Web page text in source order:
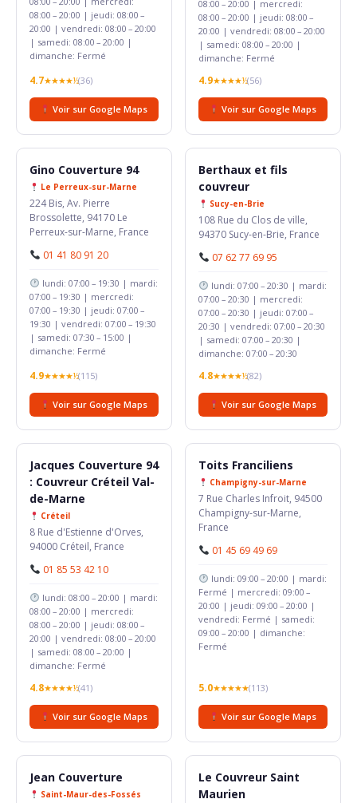
08:00 – 20:00 | jeudi: 08:00 –
20:00 | vendredi: 08:00 – 20:00
| samedi: 08:00 – 20:00 |
dimanche: Fermé
4.7★★★★½(36)
Voir sur Google Maps
08:00 – 20:00 | mercredi:
08:00 – 20:00 | jeudi: 08:00 –
20:00 | vendredi: 08:00 – 20:00
| samedi: 08:00 – 20:00 |
dimanche: Fermé
4.9★★★★½(56)
Voir sur Google Maps
Gino Couverture 94
Le Perreux-sur-Marne
224 Bis, Av. Pierre
Brossolette, 94170 Le
Perreux-sur-Marne, France
01 41 80 91 20
lundi: 07:00 – 19:30 | mardi:
07:00 – 19:30 | mercredi:
07:00 – 19:30 | jeudi: 07:00 –
19:30 | vendredi: 07:00 – 19:30
| samedi: 07:30 – 15:00 |
dimanche: Fermé
4.9★★★★½(115)
Voir sur Google Maps
Berthaux et fils
couvreur
Sucy-en-Brie
108 Rue du Clos de ville,
94370 Sucy-en-Brie, France
07 62 77 69 95
lundi: 07:00 – 20:30 | mardi:
07:00 – 20:30 | mercredi:
07:00 – 20:30 | jeudi: 07:00 –
20:30 | vendredi: 07:00 – 20:30
| samedi: 07:00 – 20:30 |
dimanche: 07:00 – 20:30
4.8★★★★½(82)
Voir sur Google Maps
Jacques Couverture 94
: Couvreur Créteil Val-
de-Marne
Créteil
8 Rue d'Estienne d'Orves,
94000 Créteil, France
01 85 53 42 10
lundi: 08:00 – 20:00 | mardi:
08:00 – 20:00 | mercredi:
08:00 – 20:00 | jeudi: 08:00 –
20:00 | vendredi: 08:00 – 20:00
| samedi: 08:00 – 20:00 |
dimanche: Fermé
4.8★★★★½(41)
Voir sur Google Maps
Toits Franciliens
Champigny-sur-Marne
7 Rue Charles Infroit, 94500
Champigny-sur-Marne,
France
01 45 69 49 69
lundi: 09:00 – 20:00 | mardi:
Fermé | mercredi: 09:00 –
20:00 | jeudi: 09:00 – 20:00 |
vendredi: Fermé | samedi:
09:00 – 20:00 | dimanche:
Fermé
5.0★★★★★(113)
Voir sur Google Maps
Jean Couverture
Saint-Maur-des-Fossés
Le Couvreur Saint
Maurien